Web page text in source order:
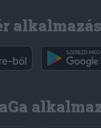
alkalmazás